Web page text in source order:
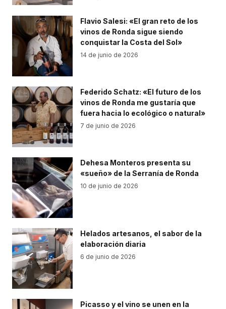
Flavio Salesi: «El gran reto de los
vinos de Ronda sigue siendo
conquistar la Costa del Sol»
14 de junio de 2026
Federido Schatz: «El futuro de los
vinos de Ronda me gustaría que
fuera hacia lo ecológico o natural»
7 de junio de 2026
Dehesa Monteros presenta su
«sueño» de la Serranía de Ronda
10 de junio de 2026
Helados artesanos, el sabor de la
elaboración diaria
6 de junio de 2026
Picasso y el vino se unen en la